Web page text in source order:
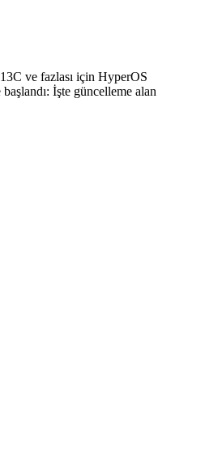
ve fazlası için HyperOS
İşte güncelleme alan